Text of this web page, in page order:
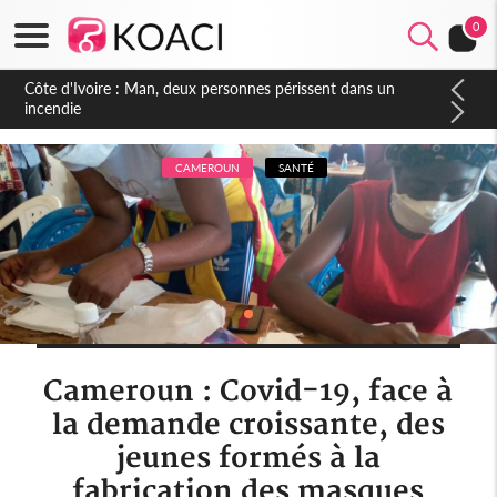
0
Côte d'Ivoire : Séileu, la célébration de la fête nationale
transformée en vaste campagne contre les produits
dépigmentants dangereux
CAMEROUN SANTÉ
Cameroun : Covid-19, face à
la demande croissante, des
jeunes formés à la